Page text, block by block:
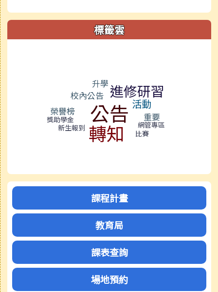
標籤雲
升學
校內公告 進修研習
榮譽榜 公告 活動
獎助學金
轉知 網管專區
重要
新生報到
比賽
課程計畫
教育局
課表查詢
場地預約